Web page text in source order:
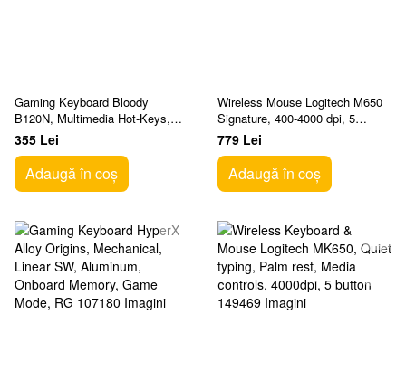
Gaming Keyboard Bloody
B120N, Multimedia Hot-Keys,
Game Mode, Macro, Onboard
Memory, Spill-resistant
355 Lei
Adaugă în coș
Wireless Mouse Logitech M650
Signature, 400-4000 dpi, 5
buttons, Ambidextrous, 101g.,
1xAA, Bolt, 2.
779 Lei
Adaugă în coș